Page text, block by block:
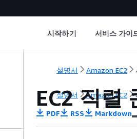
시작하기 서비스 가이
설명서 Amazon EC2
설명서 Amazon EC2
EC2 직렬
PDF RSS Markdown